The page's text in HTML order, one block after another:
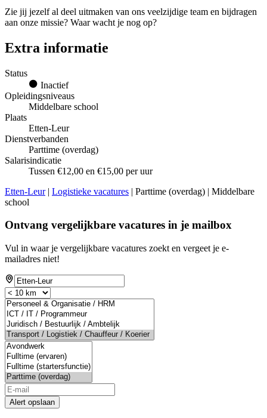
Zie jij jezelf al deel uitmaken van ons veelzijdige team en bijdragen
aan onze missie? Waar wacht je nog op?
Extra informatie
Status
Inactief
Opleidingsniveaus
Middelbare school
Plaats
Etten-Leur
Dienstverbanden
Parttime (overdag)
Salarisindicatie
Tussen €12,00 en €15,00 per uur
Etten-Leur| Logistieke vacatures | Parttime (overdag) | Middelbare
school
Ontvang vergelijkbare vacatures in je mailbox
Vul in waar je vergelijkbare vacatures zoekt en vergeet je e-
mailadres niet!
Alert opslaan